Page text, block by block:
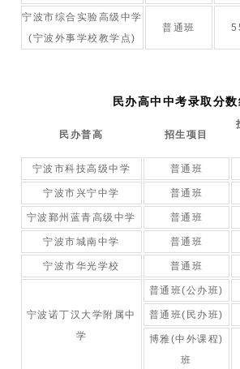
宁波市综合实验高级中学
(宁波外事学校教学点)
普通班
民办高中中考录取分数
民办普高 招生项目
宁波市科技高级中学 普通班
宁波市兴宁中学 普通班
宁波鄞州蓝青高级中学 普通班
宁波市城南中学 普通班
宁波市华光学校 普通班
宁波诺丁汉大学附属中
学
普通班(公办班)
普通班(民办班)
博雅(中外课程)
班